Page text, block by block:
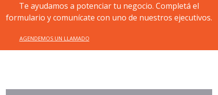
Te ayudamos a potenciar tu negocio. Completá el
formulario y comunícate con uno de nuestros ejecutivos.
AGENDEMOS UN LLAMADO